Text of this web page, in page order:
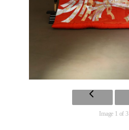
Image 1 of 3